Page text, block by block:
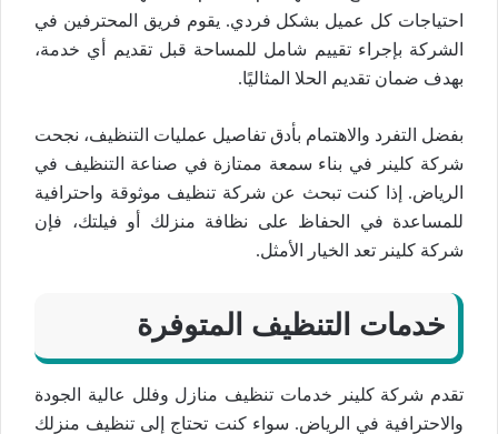
احتياجات كل عميل بشكل فردي. يقوم فريق المحترفين في
الشركة بإجراء تقييم شامل للمساحة قبل تقديم أي خدمة،
بهدف ضمان تقديم الحلا المثاليًا.
بفضل التفرد والاهتمام بأدق تفاصيل عمليات التنظيف، نجحت
شركة كلينر في بناء سمعة ممتازة في صناعة التنظيف في
الرياض. إذا كنت تبحث عن شركة تنظيف موثوقة واحترافية
للمساعدة في الحفاظ على نظافة منزلك أو فيلتك، فإن
شركة كلينر تعد الخيار الأمثل.
خدمات التنظيف المتوفرة
تقدم شركة كلينر خدمات تنظيف منازل وفلل عالية الجودة
والاحترافية في الرياض. سواء كنت تحتاج إلى تنظيف منزلك